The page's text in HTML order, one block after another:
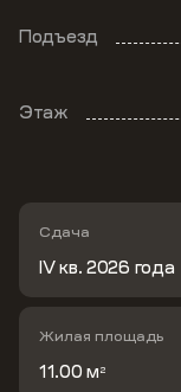
Подъезд
Этаж
Сдача
IV кв. 2026 года
Жилая площадь
11.00 м 2